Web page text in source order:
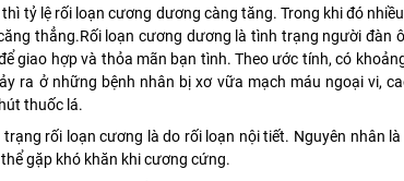
tỷ lệ rối loạn cương dương càng tăng. Trong khi đó
thẳng.Rối loạn cương dương là tình trạng người đàn
giao hợp và thỏa mãn bạn tình. Theo ước tính, có
ra ở những bệnh nhân bị xơ vữa mạch máu ngoại vi,
thuốc lá.
rối loạn cương là do rối loạn nội tiết. Nguyên nhân
gặp khó khăn khi cương cứng.